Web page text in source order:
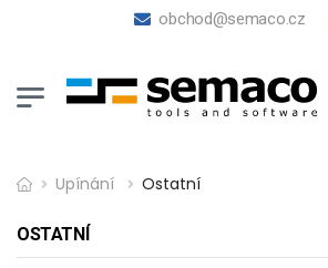
obchod@semaco.cz
Upínání Ostatní
OSTATNÍ